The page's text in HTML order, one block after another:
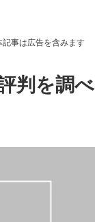
記事は広告を含みます
判を調べ